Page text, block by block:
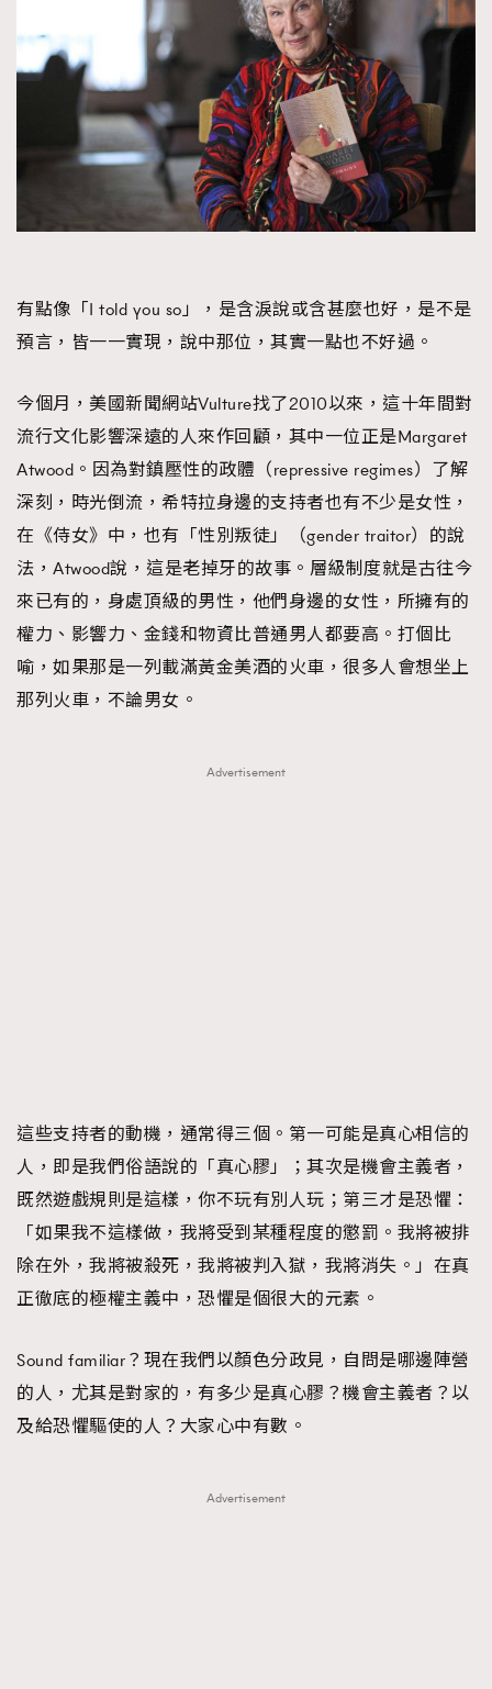
有點像「I told you so」，是含淚說或含甚麼也好，是不是
預言，皆一一實現，說中那位，其實一點也不好過。
今個月，美國新聞網站Vulture找了2010以來，這十年間對
流行文化影響深遠的人來作回顧，其中一位正是Margaret
Atwood。因為對鎮壓性的政體（repressive regimes）了解
深刻，時光倒流，希特拉身邊的支持者也有不少是女性，
在《侍女》中，也有「性別叛徒」（gender traitor）的說
法，Atwood說，這是老掉牙的故事。層級制度就是古往今
來已有的，身處頂級的男性，他們身邊的女性，所擁有的
權力、影響力、金錢和物資比普通男人都要高。打個比
喻，如果那是一列載滿黃金美酒的火車，很多人會想坐上
那列火車，不論男女。
Advertisement
這些支持者的動機，通常得三個。第一可能是真心相信的
人，即是我們俗語說的「真心膠」；其次是機會主義者，
既然遊戲規則是這樣，你不玩有別人玩；第三才是恐懼：
「如果我不這樣做，我將受到某種程度的懲罰。我將被排
除在外，我將被殺死，我將被判入獄，我將消失。」在真
正徹底的極權主義中，恐懼是個很大的元素。
Sound familiar？現在我們以顏色分政見，自問是哪邊陣營
的人，尤其是對家的，有多少是真心膠？機會主義者？以
及給恐懼驅使的人？大家心中有數。
Advertisement